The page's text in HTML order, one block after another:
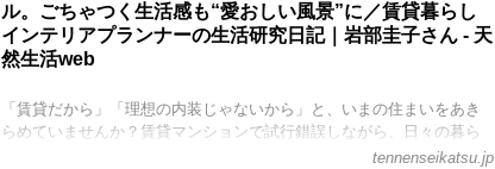
ル。ごちゃつく生活感も“愛おしい風景”に／賃貸暮らし
インテリアプランナーの生活研究日記｜岩部圭子さん - 天
然生活web
「賃貸だから」「理想の内装じゃないから」と、いまの住まいをあき
らめていませんか？賃貸マンションで試行錯誤しながら、日々の暮ら
しの改善を“生活研究日記”として発信するインテリアプランナーの岩部
tennenseikatsu.jp